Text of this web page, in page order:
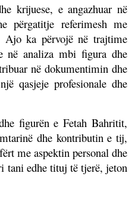
krijuese, e angazhuar në
përgatitje referimesh me
Ajo ka përvojë në trajtime
në analiza mbi figura dhe
në dokumentimin dhe
qasjeje profesionale dhe
figurën e Fetah Bahritit,
dhe kontributin e tij,
me aspektin personal dhe
tani edhe tituj të tjerë, jeton